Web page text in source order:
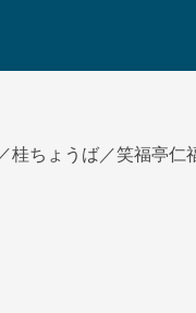
／桂ちょうば／笑福亭